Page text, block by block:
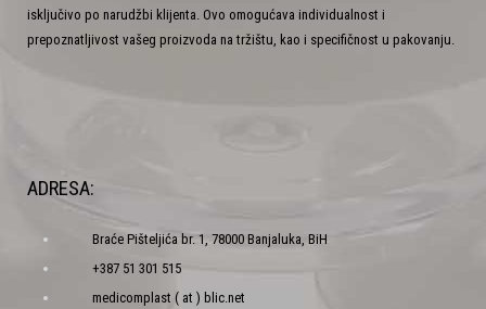
isključivo po narudžbi klijenta. Ovo omogućava individualnost i
prepoznatljivost vašeg proizvoda na tržištu, kao i specifičnost u pakovanju.
ADRESA:
Braće Pišteljića br. 1, 78000 Banjaluka, BiH
+387 51 301 515
medicomplast ( at ) blic.net